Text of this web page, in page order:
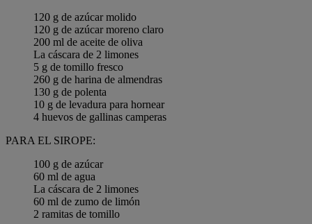
120 g de azúcar molido
120 g de azúcar moreno claro
200 ml de aceite de oliva
La cáscara de 2 limones
5 g de tomillo fresco
260 g de harina de almendras
130 g de polenta
10 g de levadura para hornear
4 huevos de gallinas camperas
PARA EL SIROPE:
100 g de azúcar
60 ml de agua
La cáscara de 2 limones
60 ml de zumo de limón
2 ramitas de tomillo